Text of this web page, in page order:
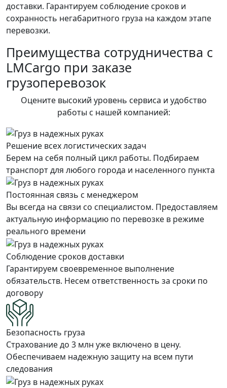
доставки. Гарантируем соблюдение сроков и
сохранность негабаритного груза на каждом этапе
перевозки.
Преимущества сотрудничества с
LMCargo при заказе
грузоперевозок
Оцените высокий уровень сервиса и удобство
работы с нашей компанией:
Решение всех логистических задач
Берем на себя полный цикл работы. Подбираем
транспорт для любого города и населенного пункта
Постоянная связь с менеджером
Вы всегда на связи со специалистом. Предоставляем
актуальную информацию по перевозке в режиме
реального времени
Соблюдение сроков доставки
Гарантируем своевременное выполнение
обязательств. Несем ответственность за сроки по
договору
Безопасность груза
Страхование до 3 млн уже включено в цену.
Обеспечиваем надежную защиту на всем пути
следования